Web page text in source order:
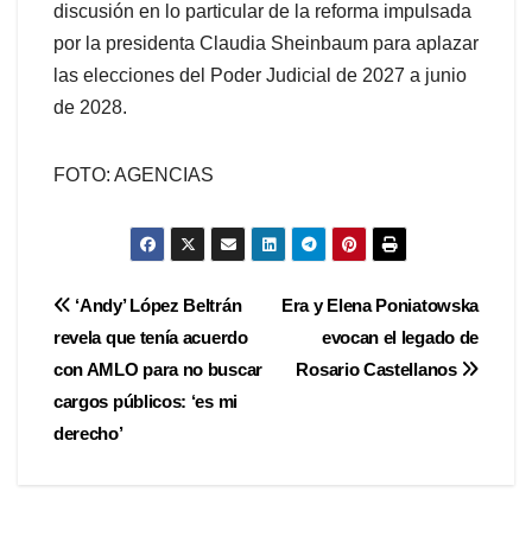
discusión en lo particular de la reforma impulsada
por la presidenta Claudia Sheinbaum para aplazar
las elecciones del Poder Judicial de 2027 a junio
de 2028.
FOTO: AGENCIAS
Navegación
de
entradas
Era y Elena Poniatowska
evocan el legado de
Rosario Castellanos
‘Andy’ López Beltrán
revela que tenía acuerdo
con AMLO para no buscar
cargos públicos: ‘es mi
derecho’